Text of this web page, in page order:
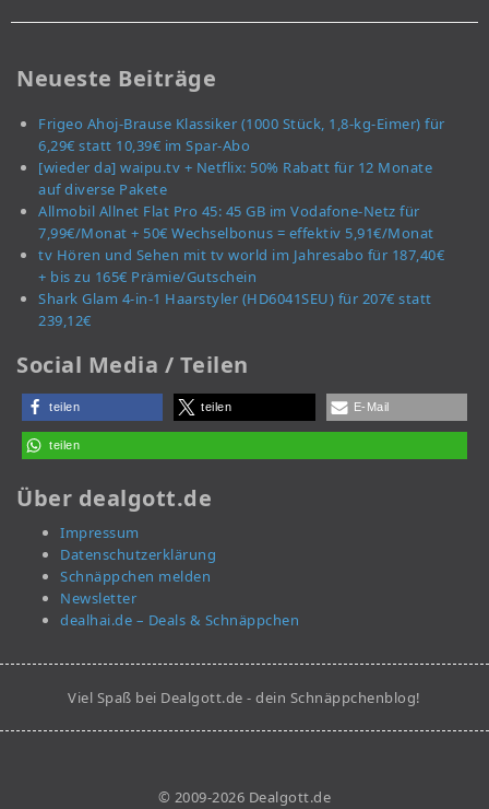
Neueste Beiträge
Frigeo Ahoj-Brause Klassiker (1000 Stück, 1,8-kg-Eimer) für
6,29€ statt 10,39€ im Spar-Abo
[wieder da] waipu.tv + Netflix: 50% Rabatt für 12 Monate
auf diverse Pakete
Allmobil Allnet Flat Pro 45: 45 GB im Vodafone-Netz für
7,99€/Monat + 50€ Wechselbonus = effektiv 5,91€/Monat
tv Hören und Sehen mit tv world im Jahresabo für 187,40€
+ bis zu 165€ Prämie/Gutschein
Shark Glam 4-in-1 Haarstyler (HD6041SEU) für 207€ statt
239,12€
Social Media / Teilen
teilen teilen E-Mail
teilen
Über dealgott.de
Impressum
Datenschutzerklärung
Schnäppchen melden
Newsletter
dealhai.de – Deals & Schnäppchen
Viel Spaß bei Dealgott.de - dein Schnäppchenblog!
© 2009-2026 Dealgott.de